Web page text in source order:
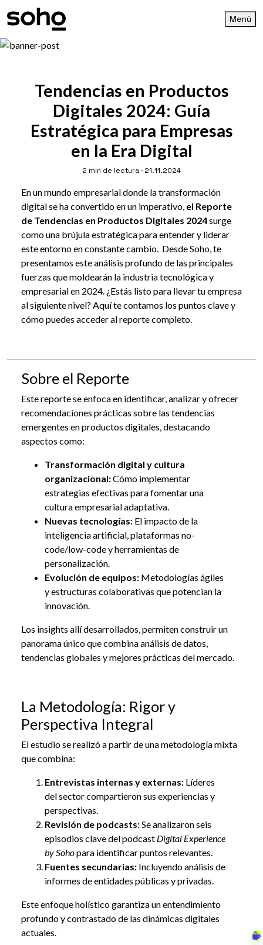
Menú
Tendencias en Productos
Digitales 2024: Guía
Estratégica para Empresas
en la Era Digital
2 min de lectura · 21.11.2024
En un mundo empresarial donde la transformación
digital se ha convertido en un imperativo, el Reporte
de Tendencias en Productos Digitales 2024surge
como una brújula estratégica para entender y liderar
este entorno en constante cambio. Desde Soho, te
presentamos este análisis profundo de las principales
fuerzas que moldearán la industria tecnológica y
empresarial en 2024. ¿Estás listo para llevar tu empresa
al siguiente nivel? Aquí te contamos los puntos clave y
cómo puedes acceder al reporte completo.
Sobre el Reporte
Este reporte se enfoca en identificar, analizar y ofrecer
recomendaciones prácticas sobre las tendencias
emergentes en productos digitales, destacando
aspectos como:
Transformación digital y cultura
organizacional:Cómo implementar
estrategias efectivas para fomentar una
cultura empresarial adaptativa.
Nuevas tecnologías: El impacto de la
inteligencia artificial, plataformas no-
code/low-code y herramientas de
personalización.
Evolución de equipos: Metodologías ágiles
y estructuras colaborativas que potencian la
innovación.
Los insights allí desarrollados, permiten construir un
panorama único que combina análisis de datos,
tendencias globales y mejores prácticas del mercado.
La Metodología: Rigor y
Perspectiva Integral
El estudio se realizó a partir de una metodología mixta
que combina:
Entrevistas internas y externas: Líderes
del sector compartieron sus experiencias y
perspectivas.
Revisión de podcasts:Se analizaron seis
episodios clave del podcast Digital Experience
by Sohopara identificar puntos relevantes.
Fuentes secundarias: Incluyendo análisis de
informes de entidades públicas y privadas.
Este enfoque holístico garantiza un entendimiento
profundo y contrastado de las dinámicas digitales
actuales.